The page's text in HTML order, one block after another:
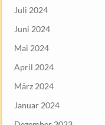
Juli 2024
Juni 2024
Mai 2024
April 2024
März 2024
Januar 2024